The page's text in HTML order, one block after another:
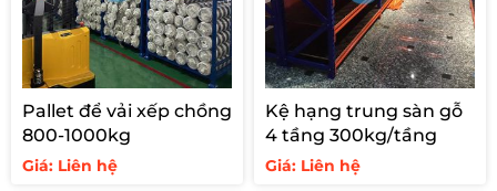
Pallet để vải xếp chồng
800-1000kg
Giá: Liên hệ
Kệ hạng trung sàn gỗ
4 tầng 300kg/tầng
Giá: Liên hệ